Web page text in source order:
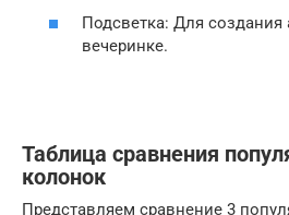
Подсветка: Для
вечеринке.
Таблица сравнения
колонок
Представляем сравнение 3